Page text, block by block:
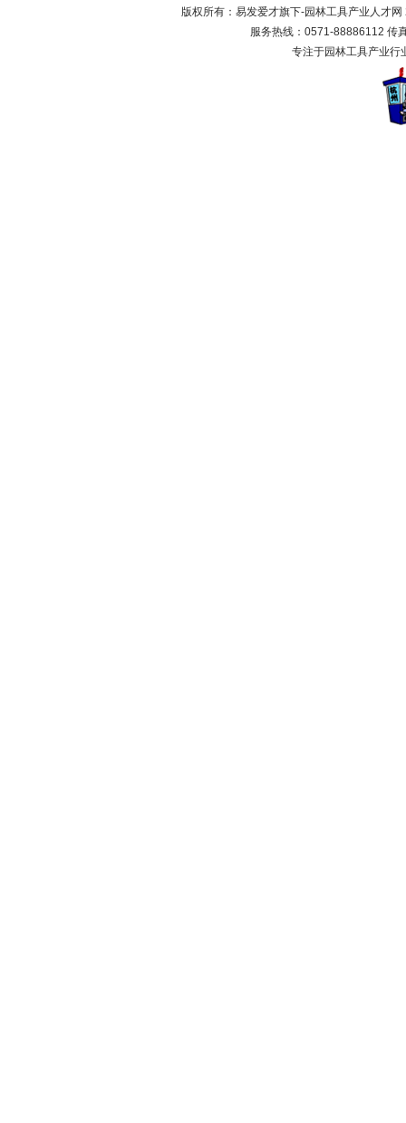
版权所有：易发爱才旗下-园林工具产业人才
服务热线：0571-88886112 传
专注于园林工具产业行